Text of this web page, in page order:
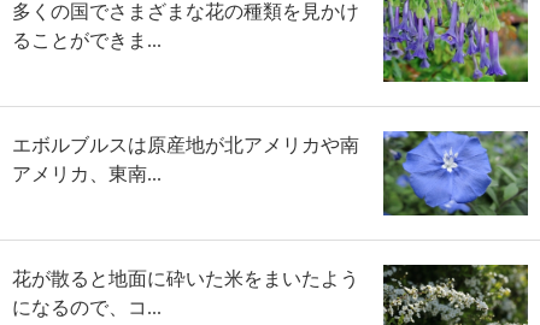
多くの国でさまざまな花の種類を見かけ
ることができま...
エボルブルスは原産地が北アメリカや南
アメリカ、東南...
花が散ると地面に砕いた米をまいたよう
になるので、コ...